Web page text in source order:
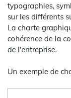
typographies,
sur les différents
La charte
cohérence de la
de l'entreprise.
Un exemple de